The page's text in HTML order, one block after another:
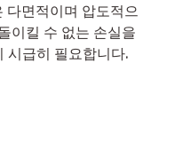
다면적이며 압도적으
이킬 수 없는 손실을
시급히 필요합니다.